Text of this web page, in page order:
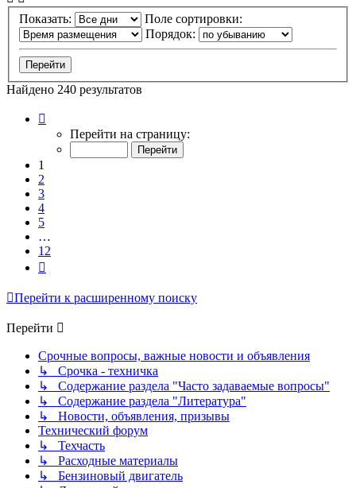
Показать:
Поле сортировки:
Порядок:
Найдено 240 результатов
Перейти на страницу:
1
2
3
4
5
…
12
Перейти к расширенному поиску
Перейти
Срочные вопросы, важные новости и объявления
↳ Срочка - техничка
↳ Содержание раздела "Часто задаваемые вопросы"
↳ Содержание раздела "Литература"
↳ Новости, объявления, призывы
Технический форум
↳ Техчасть
↳ Расходные материалы
↳ Бензиновый двигатель